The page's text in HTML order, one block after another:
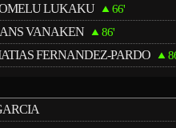
LUKAKU 66'
VANAKEN 86'
FERNANDEZ-PARDO